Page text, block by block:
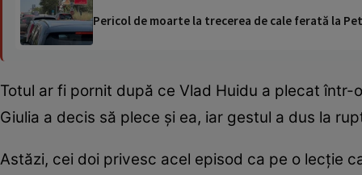
Pericol de moarte la trecerea de cale ferată la
Totul ar fi pornit după ce Vlad Huidu a plecat
Giulia a decis să plece și ea, iar gestul a dus la
Astăzi, cei doi privesc acel episod ca pe o lecție